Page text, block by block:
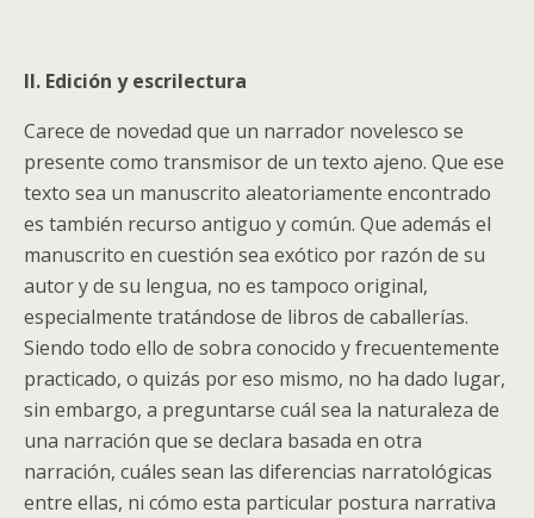
II. Edición y escrilectura
Carece de novedad que un narrador novelesco se
presente como transmisor de un texto ajeno. Que ese
texto sea un manuscrito aleatoriamente encontrado
es también recurso antiguo y común. Que además el
manuscrito en cuestión sea exótico por razón de su
autor y de su lengua, no es tampoco original,
especialmente tratándose de libros de caballerías.
Siendo todo ello de sobra conocido y frecuentemente
practicado, o quizás por eso mismo, no ha dado lugar,
sin embargo, a preguntarse cuál sea la naturaleza de
una narración que se declara basada en otra
narración, cuáles sean las diferencias narratológicas
entre ellas, ni cómo esta particular postura narrativa